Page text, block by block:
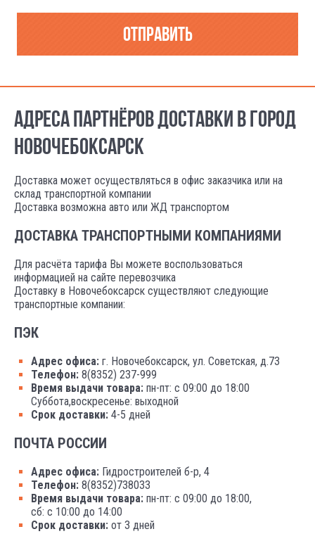
Отправить
АДРЕСА ПАРТНЁРОВ ДОСТАВКИ В ГОРОД
НОВОЧЕБОКСАРСК
Доставка может осуществляться в офис заказчика или на
склад транспортной компании
Доставка возможна авто или ЖД транспортом
ДОСТАВКА ТРАНСПОРТНЫМИ КОМПАНИЯМИ
Для расчёта тарифа Вы можете воспользоваться
информацией на сайте перевозчика
Доставку в Новочебоксарск существляют следующие
транспортные компании:
ПЭК
Адрес офиса: г. Новочебоксарск, ул. Советская, д.73
Телефон: 8(8352) 237-999
Время выдачи товара: пн-пт: с 09:00 до 18:00
Суббота,воскресенье: выходной
Срок доставки: 4-5 дней
ПОЧТА РОССИИ
Адрес офиса: Гидростроителей б-р, 4
Телефон: 8(8352)738033
Время выдачи товара: пн-пт: с 09:00 до 18:00,
сб: с 10:00 до 14:00
Срок доставки: от 3 дней